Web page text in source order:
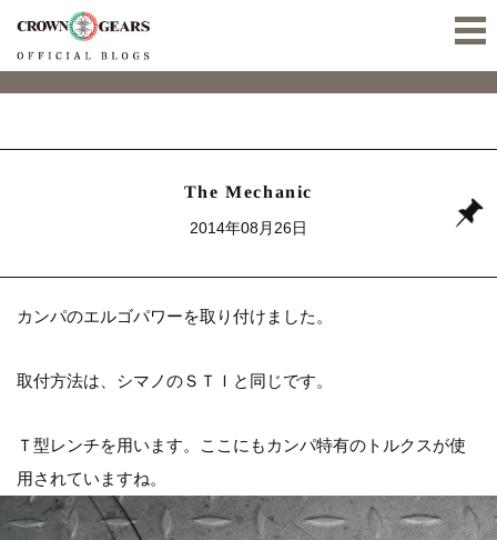
The Mechanic
2014年08月26日
カンパのエルゴパワーを取り付けました。
取付方法は、シマノのＳＴＩと同じです。
Ｔ型レンチを用います。ここにもカンパ特有のトルクスが使
用されていますね。